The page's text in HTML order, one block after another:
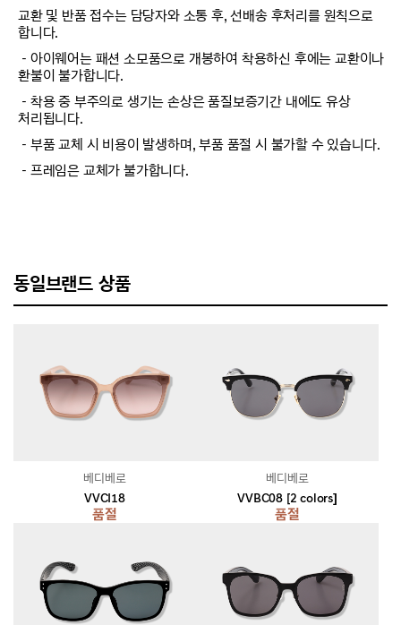
교환 및 반품 접수는 담당자와 소통 후, 선배송 후처리를 원칙으로
합니다.
－아이웨어는 패션 소모품으로 개봉하여 착용하신 후에는 교환이나
환불이 불가합니다.
－착용 중 부주의로 생기는 손상은 품질보증기간 내에도 유상
처리됩니다.
－부품 교체 시 비용이 발생하며, 부품 품절 시 불가할 수 있습니다.
－프레임은 교체가 불가합니다.
동일브랜드 상품
VVCI18
품절
베디베로
VVBC08 [2 colors]
품절
베디베로